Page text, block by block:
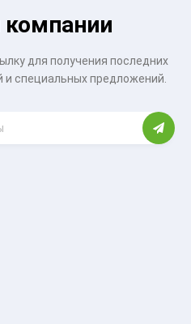
компании
для получения последних
и специальных предложений.